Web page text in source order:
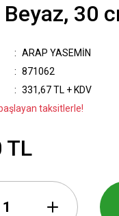
Beyaz, 30
ARAP YASEMİN
871062
331,67 TL + KDV
taksitlerle!
TL